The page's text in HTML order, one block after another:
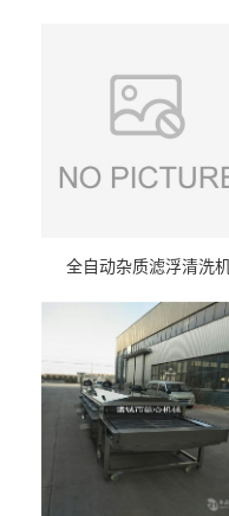
全自动杂质滤浮清洗